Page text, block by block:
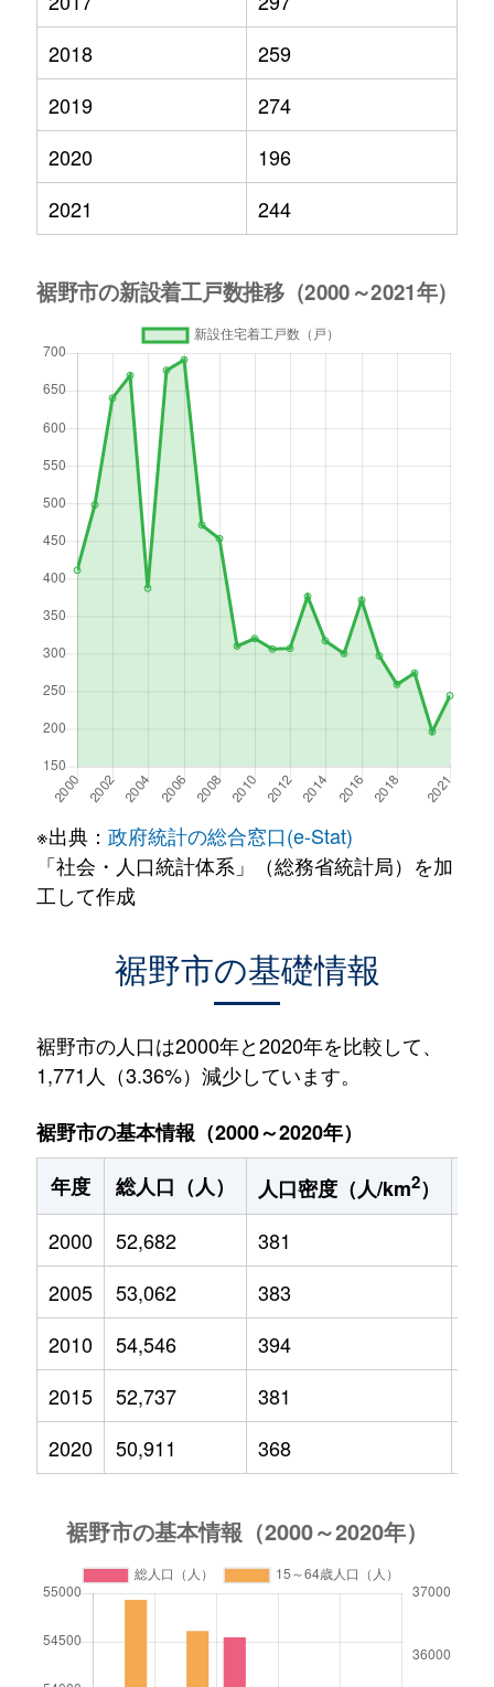
2018
259
2019
274
2020
196
2021
244
※出典： 政府統計の総合窓口(e-Stat)
「社会・人口統計体系」（総務省統計局）を加
工して作成
裾野市の基礎情報
裾野市の人口は2000年と2020年を比較して、
1,771人（3.36%）減少しています。
裾野市の基本情報（2000～2020年）
年度
総人口（人） 人口密度（人/km2）
2000
52,682 381
2005
53,062 383
2010
54,546 394
2015
52,737 381
2020
50,911 368